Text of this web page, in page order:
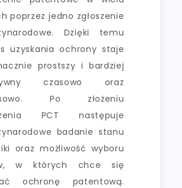
poprzez jedno zgłoszenie
Dzięki temu
uzyskania ochrony staje
prostszy i bardziej
czasowo oraz
Po złożeniu
PCT następuje
badanie stanu
oraz możliwość wyboru
w których chce się
ochronę patentową.